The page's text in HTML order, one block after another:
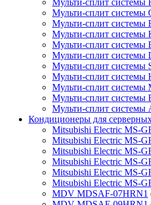
Мульти-сплит системы
Мульти-сплит системы
Мульти-сплит системы
Мульти-сплит системы
Мульти-сплит системы
Мульти-сплит системы
Мульти-сплит системы
Мульти-сплит системы
Мульти-сплит системы
Мульти-сплит системы
Кондиционеры для
Mitsubishi Electric MS-
Mitsubishi Electric MS-
Mitsubishi Electric MS-
Mitsubishi Electric MS-
Mitsubishi Electric MS-
Mitsubishi Electric MS-
MDV MDSAF-07HRN1